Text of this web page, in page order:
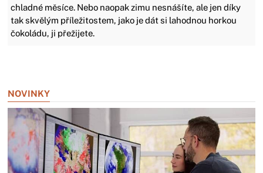
chladné měsíce. Nebo naopak zimu nesnášíte, ale jen díky
tak skvělým příležitostem, jako je dát si lahodnou horkou
čokoládu, ji přežijete.
NOVINKY